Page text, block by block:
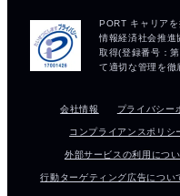
会社情報 プライバシー
コンプライアンスポリシ
外部サービスの利用につ
行動ターゲティング広告につい